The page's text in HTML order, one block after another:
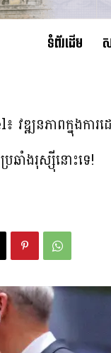
ទំព័រដើម
ឌ្ឍនភាពក្នុងកា
រឆាំងរុស្ស៊ីនោះទេ!